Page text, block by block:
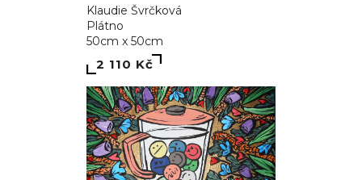
Klaudie Švrčková
Plátno
50cm x 50cm
2 110 Kč